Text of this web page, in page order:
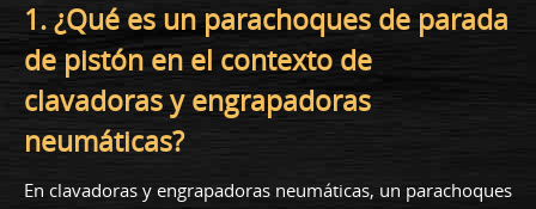
1. ¿Qué es un parachoques de parada
de pistón en el contexto de
clavadoras y engrapadoras
neumáticas?
En clavadoras y engrapadoras neumáticas, un parachoques